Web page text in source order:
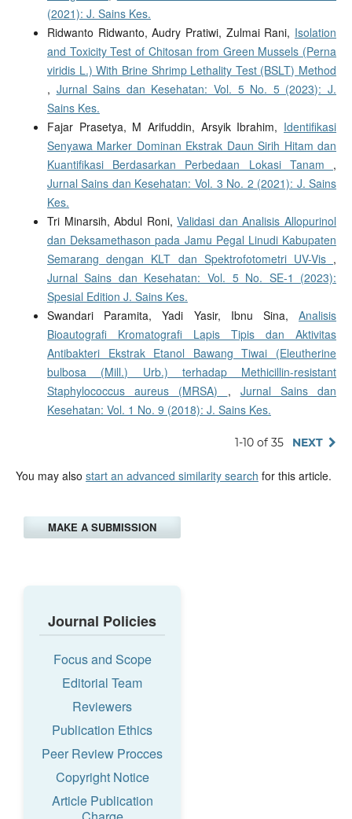
(2021): J. Sains Kes.
Ridwanto Ridwanto, Audry Pratiwi, Zulmai Rani, Isolation
and Toxicity Test of Chitosan from Green Mussels (Perna
viridis L.) With Brine Shrimp Lethality Test (BSLT) Method
, Jurnal Sains dan Kesehatan: Vol. 5 No. 5 (2023): J.
Sains Kes.
Fajar Prasetya, M Arifuddin, Arsyik Ibrahim, Identifikasi
Senyawa Marker Dominan Ekstrak Daun Sirih Hitam dan
Kuantifikasi Berdasarkan Perbedaan Lokasi Tanam ,
Jurnal Sains dan Kesehatan: Vol. 3 No. 2 (2021): J. Sains
Kes.
Tri Minarsih, Abdul Roni,Validasi dan Analisis Allopurinol
dan Deksamethason pada Jamu Pegal Linudi Kabupaten
Semarang dengan KLT dan Spektrofotometri UV-Vis ,
Jurnal Sains dan Kesehatan: Vol. 5 No. SE-1 (2023):
Spesial Edition J. Sains Kes.
Swandari Paramita, Yadi Yasir, Ibnu Sina,Analisis
Bioautografi Kromatografi Lapis Tipis dan Aktivitas
Antibakteri Ekstrak Etanol Bawang Tiwai (Eleutherine
bulbosa (Mill.) Urb.) terhadap Methicillin-resistant
Staphylococcus aureus (MRSA) , Jurnal Sains dan
Kesehatan: Vol. 1 No. 9 (2018): J. Sains Kes.
1-10 of 35 NEXT
You may also start an advanced similarity search for this article.
MAKE A SUBMISSION
Journal Policies
Focus and Scope
Editorial Team
Reviewers
Publication Ethics
Peer Review Procces
Copyright Notice
Article Publication